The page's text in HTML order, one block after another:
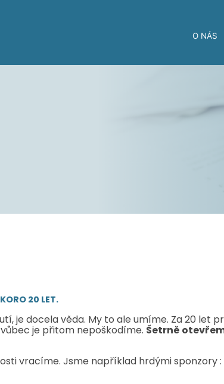
O NÁS
20 LET.
je docela věda. My to ale umíme. Za 20 let
je přitom nepoškodíme. Šetrně
vracíme. Jsme například hrdými sponzory :